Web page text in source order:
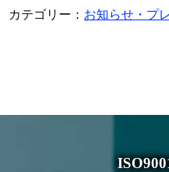
カテゴリー： お知らせ・プ